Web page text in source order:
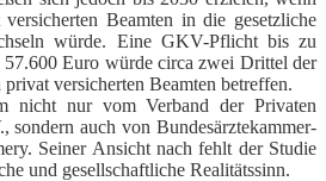
Beamten in die gesetzliche
würde. Eine GKV-Pflicht bis zu
57.600 Euro würde circa zwei Drittel der
versicherten Beamten betreffen.
nicht nur vom Verband der Privaten
sondern auch von Bundesärztekammer-
Seiner Ansicht nach fehlt der Studie
und gesellschaftliche Realitätssinn.